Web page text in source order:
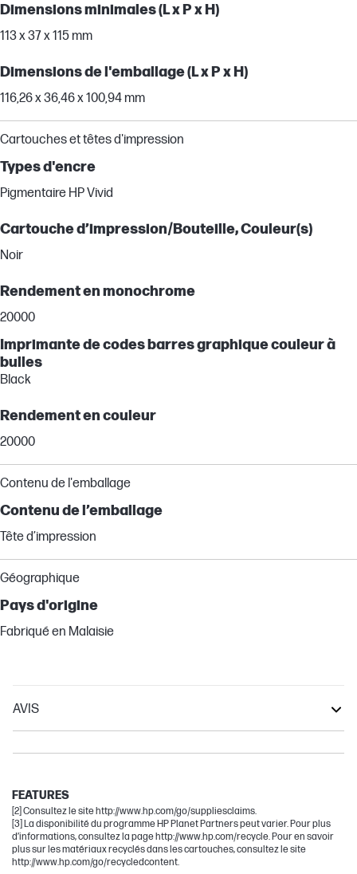
Dimensions minimales (L x P x H)
113 x 37 x 115 mm
Dimensions de l'emballage (L x P x H)
116,26 x 36,46 x 100,94 mm
Cartouches et têtes d'impression
Types d'encre
Pigmentaire HP Vivid
Cartouche d’impression/Bouteille, Couleur(s)
Noir
Rendement en monochrome
20000
Imprimante de codes barres graphique couleur à
bulles
Black
Rendement en couleur
20000
Contenu de l'emballage
Contenu de l’emballage
Tête d’impression
Géographique
Pays d'origine
Fabriqué en Malaisie
AVIS
Smart Tank
Other compatible products
FEATURES
[2] Consultez le site http://www.hp.com/go/suppliesclaims.
[3] La disponibilité du programme HP Planet Partners peut varier. Pour plus
d’informations, consultez la page http://www.hp.com/recycle. Pour en savoir
plus sur les matériaux recyclés dans les cartouches, consultez le site
http://www.hp.com/go/recycledcontent.